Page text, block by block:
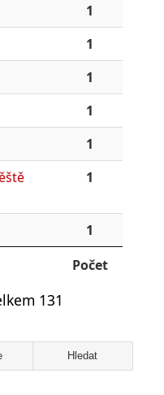
1
1
1
1
1
1
1
Počet
131
Hledat